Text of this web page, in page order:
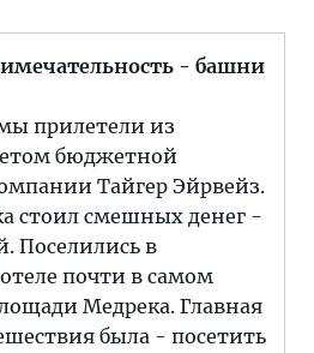
- башни
прилетели из
бюджетной
Тайгер Эйрвейз.
стоил смешных денег -
Поселились в
почти в самом
Медрека. Главная
была - посетить